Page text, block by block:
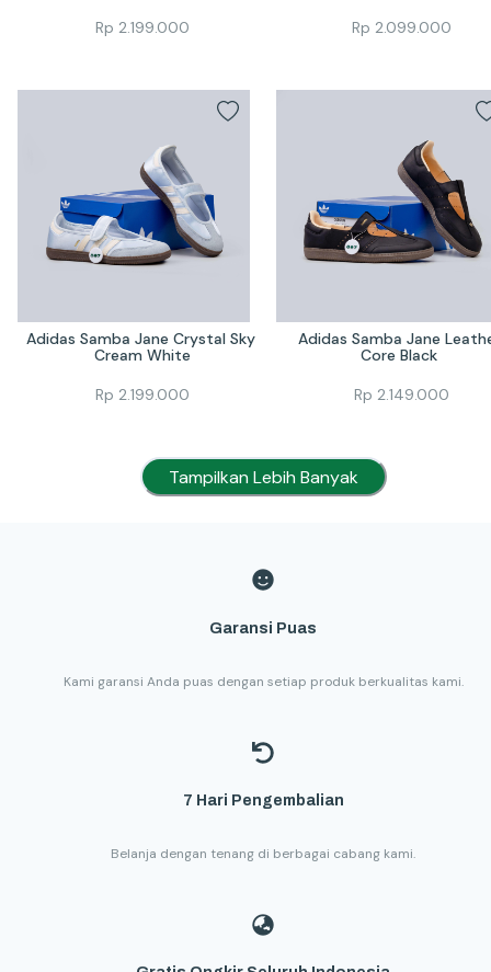
Rp 2.199.000
Rp 2.099.000
Adidas Samba Jane Crystal Sky
Cream White
Rp 2.199.000
Adidas Samba Jane
Core Black
Rp 2.149.000
Tampilkan Lebih Banyak
Garansi Puas
Kami garansi Anda puas dengan setiap produk berkualitas kami.
7 Hari Pengembalian
Belanja dengan tenang di berbagai cabang kami.